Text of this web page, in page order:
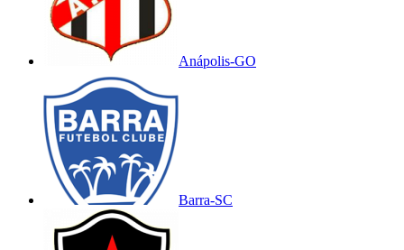
Anápolis-GO
Barra-SC